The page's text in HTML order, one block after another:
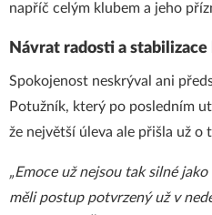
napříč celým klubem a jeho
Návrat radosti a stabilizace
Spokojenost neskrýval ani
Potužník, který po posledním
že největší úleva ale přišla už o
„Emoce už nejsou tak silné
měli postup potvrzený už v